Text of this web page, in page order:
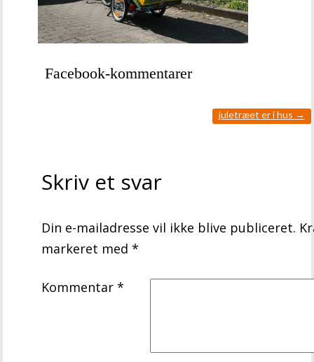
Facebook-kommentarer
juletræet er i hus →
Skriv et svar
Din e-mailadresse vil ikke blive publiceret.
markeret med*
Kommentar*